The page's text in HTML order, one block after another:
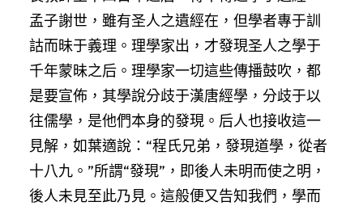
孟子謝世，雖有圣人之遺經在，但學者專于訓
詁而昧于義理。理學家出，才發現圣人之學于
千年蒙昧之后。理學家一切這些傳播鼓吹，都
是要宣佈，其學說分歧于漢唐經學，分歧于以
往儒學，是他們本身的發現。后人也接收這一
見解，如葉適說：“程氏兄弟，發現道學，從者
十八九。”所謂“發現”，即後人未明而使之明，
後人未見至此乃見。這般便又告知我們，學而